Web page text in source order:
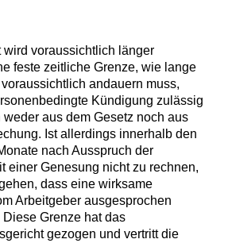
wird voraussichtlich länger
feste zeitliche Grenze, wie lange
andauern muss,
Kündigung zulässig
weder aus dem Gesetz noch aus
Ist allerdings innerhalb den
nach Ausspruch der
einer Genesung nicht zu rechnen,
dass eine wirksame
Arbeitgeber ausgesprochen
Grenze hat das
gezogen und vertritt die